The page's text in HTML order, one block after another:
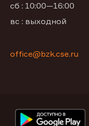
сб : 10:00—16:00
вс : выходной
office@bzk.cse.ru